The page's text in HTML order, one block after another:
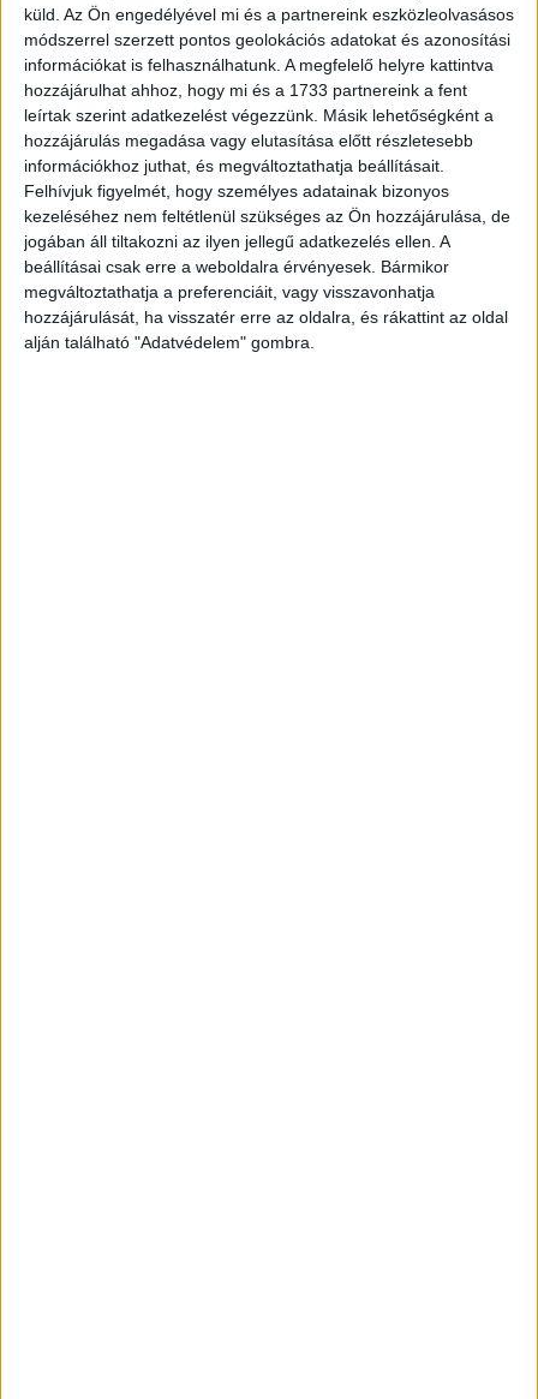
küld. Az Ön engedélyével mi és a partnereink eszközleolvasásos
módszerrel szerzett pontos geolokációs adatokat és azonosítási
információkat is felhasználhatunk. A megfelelő helyre kattintva
hozzájárulhat ahhoz, hogy mi és a 1733 partnereink a fent
leírtak szerint adatkezelést végezzünk. Másik lehetőségként a
hozzájárulás megadása vagy elutasítása előtt részletesebb
információkhoz juthat, és megváltoztathatja beállításait.
Felhívjuk figyelmét, hogy személyes adatainak bizonyos
kezeléséhez nem feltétlenül szükséges az Ön hozzájárulása, de
jogában áll tiltakozni az ilyen jellegű adatkezelés ellen. A
beállításai csak erre a weboldalra érvényesek. Bármikor
megváltoztathatja a preferenciáit, vagy visszavonhatja
hozzájárulását, ha visszatér erre az oldalra, és rákattint az oldal
alján található "Adatvédelem" gombra.
2018. november 09. (péntek), 10:53
Segítsd a munkánkat egy
Facebook megosztással!
Megosztáshoz kattints az alábbi
gombra:
f